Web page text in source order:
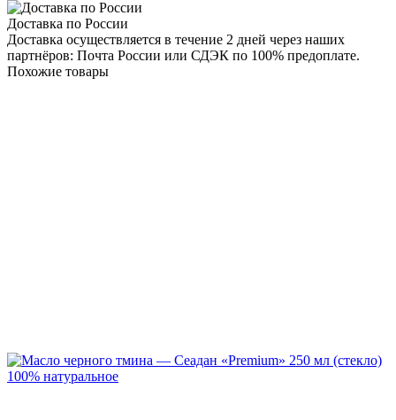
Доставка по России
Доставка осуществляется в течение 2 дней через наших
партнёров: Почта России или СДЭК по 100% предоплате.
Похожие товары